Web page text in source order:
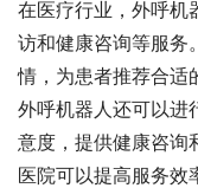
在医疗行业，外呼机
访和健康咨询等服务
情，为患者推荐合适
外呼机器人还可以进
意度，提供健康咨询
医院可以提高服务效